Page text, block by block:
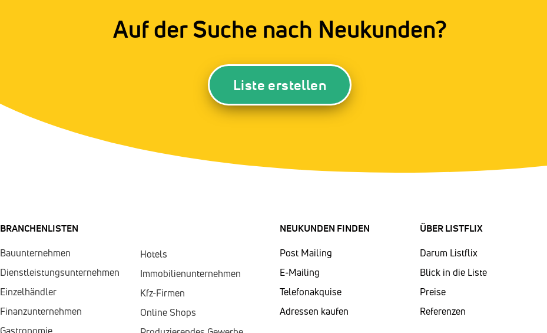
Auf der Suche nach Neukunden?
Liste erstellen
BRANCHENLISTEN
Bauunternehmen
Dienstleistungsunternehmen
Einzelhändler
Finanzunternehmen
Gastronomie
Hotels
Immobilienunternehmen
Kfz-Firmen
Online Shops
NEUKUNDEN FINDEN
Post Mailing
E-Mailing
Telefonakquise
Adressen kaufen
ÜBER LISTFLIX​
Darum Listflix
Blick in die Liste
Preise
Referenzen